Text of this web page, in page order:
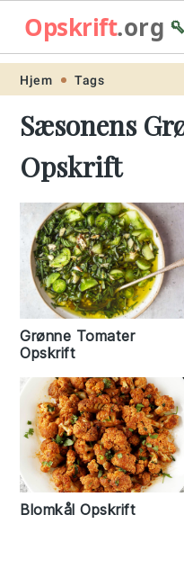
Skip
primary
navigation
Skip
main
content
Skip
primary
sidebar
Skip
footer
Opskrift.org🥄
Hjem Tags
Sæsonens
Opskrift
Grønne Tomater
Opskrift
Blomkål Opskrift